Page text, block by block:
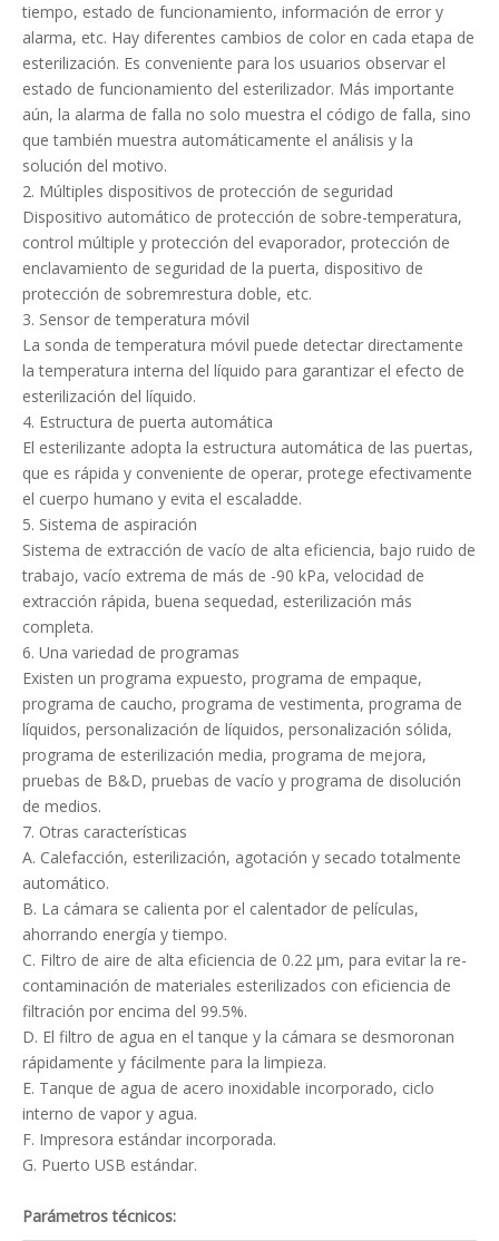
tiempo, estado de funcionamiento, información de error y
alarma, etc. Hay diferentes cambios de color en cada etapa de
esterilización. Es conveniente para los usuarios observar el
estado de funcionamiento del esterilizador. Más importante
aún, la alarma de falla no solo muestra el código de falla, sino
que también muestra automáticamente el análisis y la
solución del motivo.
2. Múltiples dispositivos de protección de seguridad
Dispositivo automático de protección de sobre-temperatura,
control múltiple y protección del evaporador, protección de
enclavamiento de seguridad de la puerta, dispositivo de
protección de sobremrestura doble, etc.
3. Sensor de temperatura móvil
La sonda de temperatura móvil puede detectar directamente
la temperatura interna del líquido para garantizar el efecto de
esterilización del líquido.
4. Estructura de puerta automática
El esterilizante adopta la estructura automática de las puertas,
que es rápida y conveniente de operar, protege efectivamente
el cuerpo humano y evita el escaladde.
5. Sistema de aspiración
Sistema de extracción de vacío de alta eficiencia, bajo ruido de
trabajo, vacío extrema de más de -90 kPa, velocidad de
extracción rápida, buena sequedad, esterilización más
completa.
6. Una variedad de programas
Existen un programa expuesto, programa de empaque,
programa de caucho, programa de vestimenta, programa de
líquidos, personalización de líquidos, personalización sólida,
programa de esterilización media, programa de mejora,
pruebas de B&D, pruebas de vacío y programa de disolución
de medios.
7. Otras características
A. Calefacción, esterilización, agotación y secado totalmente
automático.
B. La cámara se calienta por el calentador de películas,
ahorrando energía y tiempo.
C. Filtro de aire de alta eficiencia de 0.22 μm, para evitar la re-
contaminación de materiales esterilizados con eficiencia de
filtración por encima del 99.5%.
D. El filtro de agua en el tanque y la cámara se desmoronan
rápidamente y fácilmente para la limpieza.
E. Tanque de agua de acero inoxidable incorporado, ciclo
interno de vapor y agua.
F. Impresora estándar incorporada.
G. Puerto USB estándar.
Parámetros técnicos: